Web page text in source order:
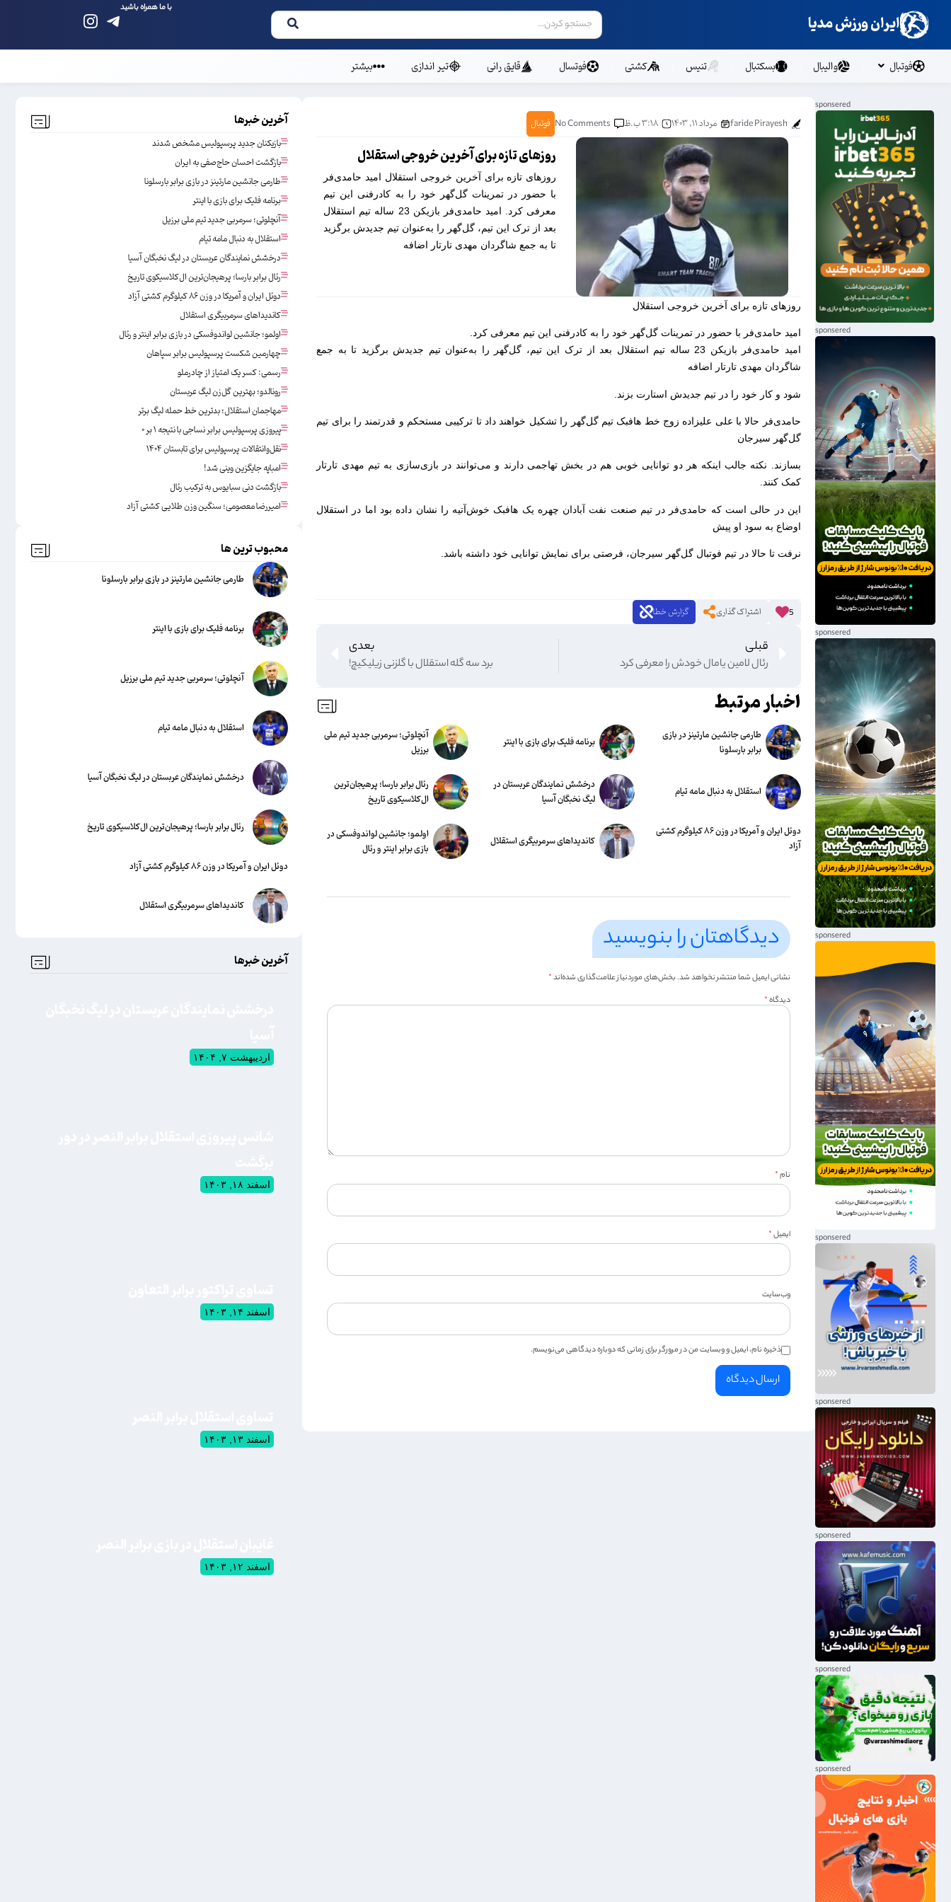
ایران ورزش مدیا
با ما همراه باشید
فوتبال والیبال بسکتبال تنیس کشتی فوتسال قایق رانی تیر اندازی بیشتر
faride Pirayesh مرداد ۱۱, ۱۴۰۳ ۳:۱۸ ب.ظ No Comments فوتبال
روزهای تازه برای آخرین خروجی استقلال
روزهای تازه برای آخرین خروجی استقلال امید حامدی‌فر
با حضور در تمرینات گل‌گهر خود را به کادرفنی این تیم
معرفی کرد. امید حامدی‌فر بازیکن 23 ساله تیم استقلال
بعد از ترک این تیم، گل‌گهر را به‌عنوان تیم جدیدش برگزید
تا به جمع شاگردان مهدی تارتار اضافه
روزهای تازه برای آخرین خروجی استقلال
امید حامدی‌فر با حضور در تمرینات گل‌گهر خود را به کادرفنی این تیم معرفی کرد.
امید حامدی‌فر بازیکن 23 ساله تیم استقلال بعد از ترک این تیم، گل‌گهر را به‌عنوان تیم جدیدش برگزید تا به جمع
شاگردان مهدی تارتار اضافه
شود و کار خود را در تیم جدیدش استارت بزند.
حامدی‌فر حالا با علی علیزاده زوج خط هافبک تیم گل‌گهر را تشکیل خواهند داد تا ترکیبی مستحکم و قدرتمند را برای تیم
گل‌گهر سیرجان
بسازند. نکته جالب اینکه هر دو توانایی خوبی هم در بخش تهاجمی دارند و می‌توانند در بازی‌سازی به تیم مهدی تارتار
کمک کنند.
این در حالی است که حامدی‌فر در تیم صنعت نفت آبادان چهره یک هافبک خوش‌آتیه را نشان داده بود اما در استقلال
اوضاع به سود او پیش
نرفت تا حالا در تیم فوتبال گل‌گهر سیرجان، فرصتی برای نمایش توانایی خود داشته باشد.
5 اشتراک گذاری گزارش خطا
قبلی
رئال لامین یامال خودش را معرفی کرد
بعدی
برد سه گله استقلال با گلزنی زیلیکیچ!
اخبار مرتبط
طارمی جانشین مارتینز در بازی
برابر بارسلونا
برنامه فلیک برای بازی با اینتر
آنچلوتی؛ سرمربی جدید تیم ملی
برزیل
استقلال به دنبال مامه تیام
درخشش نمایندگان عربستان در
لیگ نخبگان آسیا
رئال برابر بارسا؛ پرهیجان‌‌ترین
ال‌کلاسیکوی تاریخ
دوئل ایران و آمریکا در وزن ۸۶ کیلوگرم کشتی
آزاد
کاندیداهای سرمربیگری استقلال
اولمو؛ جانشین لواندوفسکی در
بازی برابر اینتر و رئال
دیدگاهتان را بنویسید
نشانی ایمیل شما منتشر نخواهد شد.بخش‌های موردنیاز علامت‌گذاری شده‌اند*
دیدگاه*
نام*
ایمیل*
وب‌سایت
ذخیره نام، ایمیل و وبسایت من در مرورگر برای زمانی که دوباره دیدگاهی می‌نویسم.
آخرین خبرها
بازیکنان جدید پرسپولیس مشخص شدند
بازگشت احسان حاج‌صفی به ایران
طارمی جانشین مارتینز در بازی برابر بارسلونا
برنامه فلیک برای بازی با اینتر
آنچلوتی؛ سرمربی جدید تیم ملی برزیل
استقلال به دنبال مامه تیام
درخشش نمایندگان عربستان در لیگ نخبگان آسیا
رئال برابر بارسا؛ پرهیجان‌‌ترین ال‌کلاسیکوی تاریخ
دوئل ایران و آمریکا در وزن ۸۶ کیلوگرم کشتی آزاد
کاندیداهای سرمربیگری استقلال
اولمو؛ جانشین لواندوفسکی در بازی برابر اینتر و رئال
چهارمین شکست پرسپولیس برابر سپاهان
رسمی: کسر یک امتیاز از چادرملو
رونالدو؛ بهترین گل‌زن لیگ عربستان
مهاجمان استقلال؛ بدترین خط حمله لیگ برتر
پیروزی پرسپولیس برابر نساجی با نتیجه ۱ بر ۰
نقل‌وانتقالات پرسپولیس برای تابستان ۱۴۰۴
امباپه جایگزین وینی شد!
بازگشت دنی سبایوس به ترکیب رئال
امیررضا معصومی؛ سنگین وزن طلایی کشتی آزاد
محبوب ترین ها
طارمی جانشین مارتینز در بازی برابر بارسلونا
برنامه فلیک برای بازی با اینتر
آنچلوتی؛ سرمربی جدید تیم ملی برزیل
استقلال به دنبال مامه تیام
درخشش نمایندگان عربستان در لیگ نخبگان آسیا
رئال برابر بارسا؛ پرهیجان‌‌ترین ال‌کلاسیکوی تاریخ
دوئل ایران و آمریکا در وزن ۸۶ کیلوگرم کشتی آزاد
کاندیداهای سرمربیگری استقلال
آخرین خبرها
اردیبهشت ۷, ۱۴۰۴
اسفند ۱۸, ۱۴۰۳
اسفند ۱۴, ۱۴۰۳
اسفند ۱۳, ۱۴۰۳
اسفند ۱۲, ۱۴۰۳